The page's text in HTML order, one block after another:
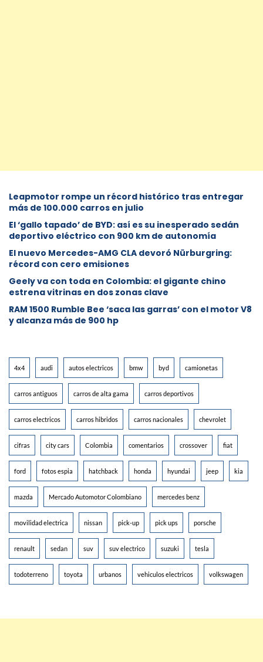
Leapmotor rompe un récord histórico tras entregar
más de 100.000 carros en julio
El ‘gallo tapado’ de BYD: así es su inesperado sedán
deportivo eléctrico con 900 km de autonomía
El nuevo Mercedes-AMG CLA devoró Nürburgring:
récord con cero emisiones
Geely va con toda en Colombia: el gigante chino
estrena vitrinas en dos zonas clave
RAM 1500 Rumble Bee ‘saca las garras’ con el motor V8
y alcanza más de 900 hp
4x4 audi autos electricos bmw byd camionetas
carros antiguos carros de alta gama carros deportivos
carros electricos carros hibridos carros nacionales chevrolet
cifras city cars Colombia comentarios crossover fiat
ford fotos espia hatchback honda hyundai jeep kia
mazda Mercado Automotor Colombiano mercedes benz
movilidad electrica nissan pick-up pick ups porsche
renault sedan suv suv electrico suzuki tesla
todoterreno toyota urbanos vehiculos electricos volkswagen